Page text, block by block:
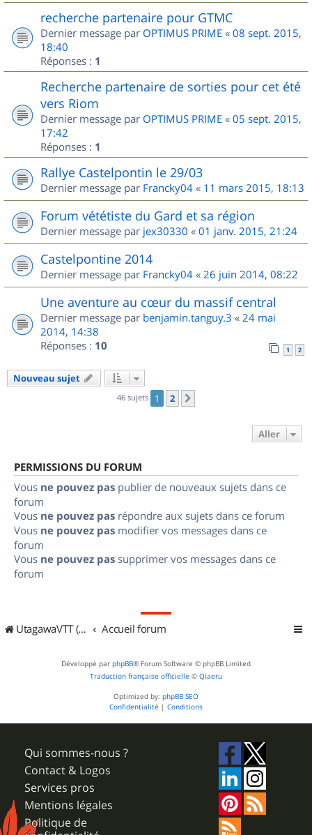
recherche partenaire pour GTMC
Dernier message par OPTIMUS PRIME « 08 sept. 2015,
18:40
Réponses : 1
Recherche partenaire de sorties pour cet été
vers Riom
Dernier message par OPTIMUS PRIME « 05 sept. 2015,
17:42
Réponses : 1
Rallye Castelpontin le 29/03
Dernier message par Francky04 « 11 mars 2015, 18:13
Forum vététiste du Gard et sa région
Dernier message par jex30330 « 01 janv. 2015, 21:24
Castelpontine 2014
Dernier message par Francky04 « 26 juin 2014, 08:22
Une aventure au cœur du massif central
Dernier message par benjamin.tanguy.3 « 24 mai
2014, 14:38
Réponses : 10 1 2
Nouveau sujet
46 sujets 1 2
Aller
PERMISSIONS DU FORUM
Vous ne pouvez pas publier de nouveaux sujets dans ce
forum
Vous ne pouvez pas répondre aux sujets dans ce forum
Vous ne pouvez pas modifier vos messages dans ce
forum
Vous ne pouvez pas supprimer vos messages dans ce
forum
UtagawaVTT (Randos VTT et VTTAE avec traces GPS) Accueil forum
Développé par phpBB® Forum Software © phpBB Limited
Traduction française officielle © Qiaeru
Optimized by: phpBB SEO
Confidentialité | Conditions
Qui sommes-nous ?
Contact & Logos
Services pros
Mentions légales
Politique de